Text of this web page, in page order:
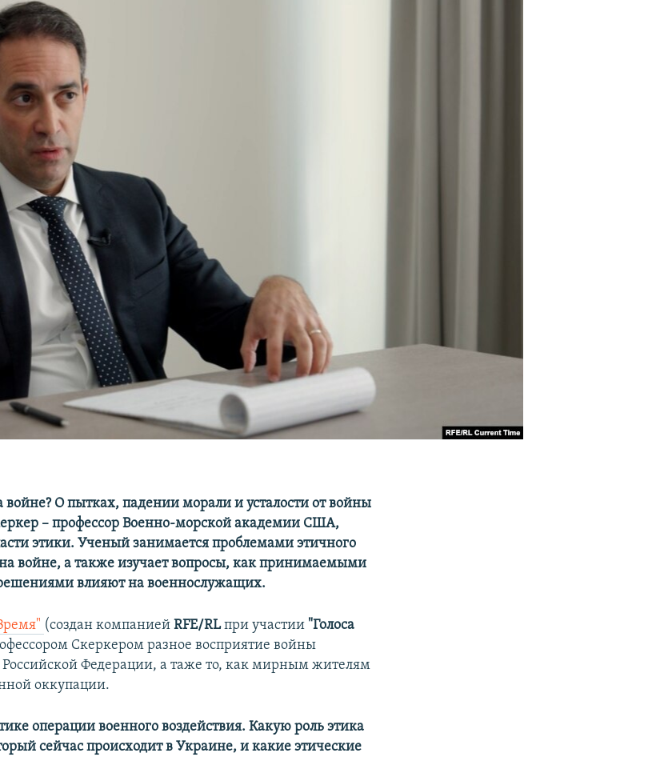
войне? О пытках, падении морали и усталости от войны
– профессор Военно-морской академии США,
этики. Ученый занимается проблемами этичного
войне, а также изучает вопросы, как принимаемыми
влияют на военнослужащих.
(создан компаниейRFE/RLпри участии "Голоса
Скеркером разное восприятие войны
Федерации, а таже то, как мирным жителям
оккупации.
операции военного воздействия. Какую роль этика
сейчас происходит в Украине, и какие этические